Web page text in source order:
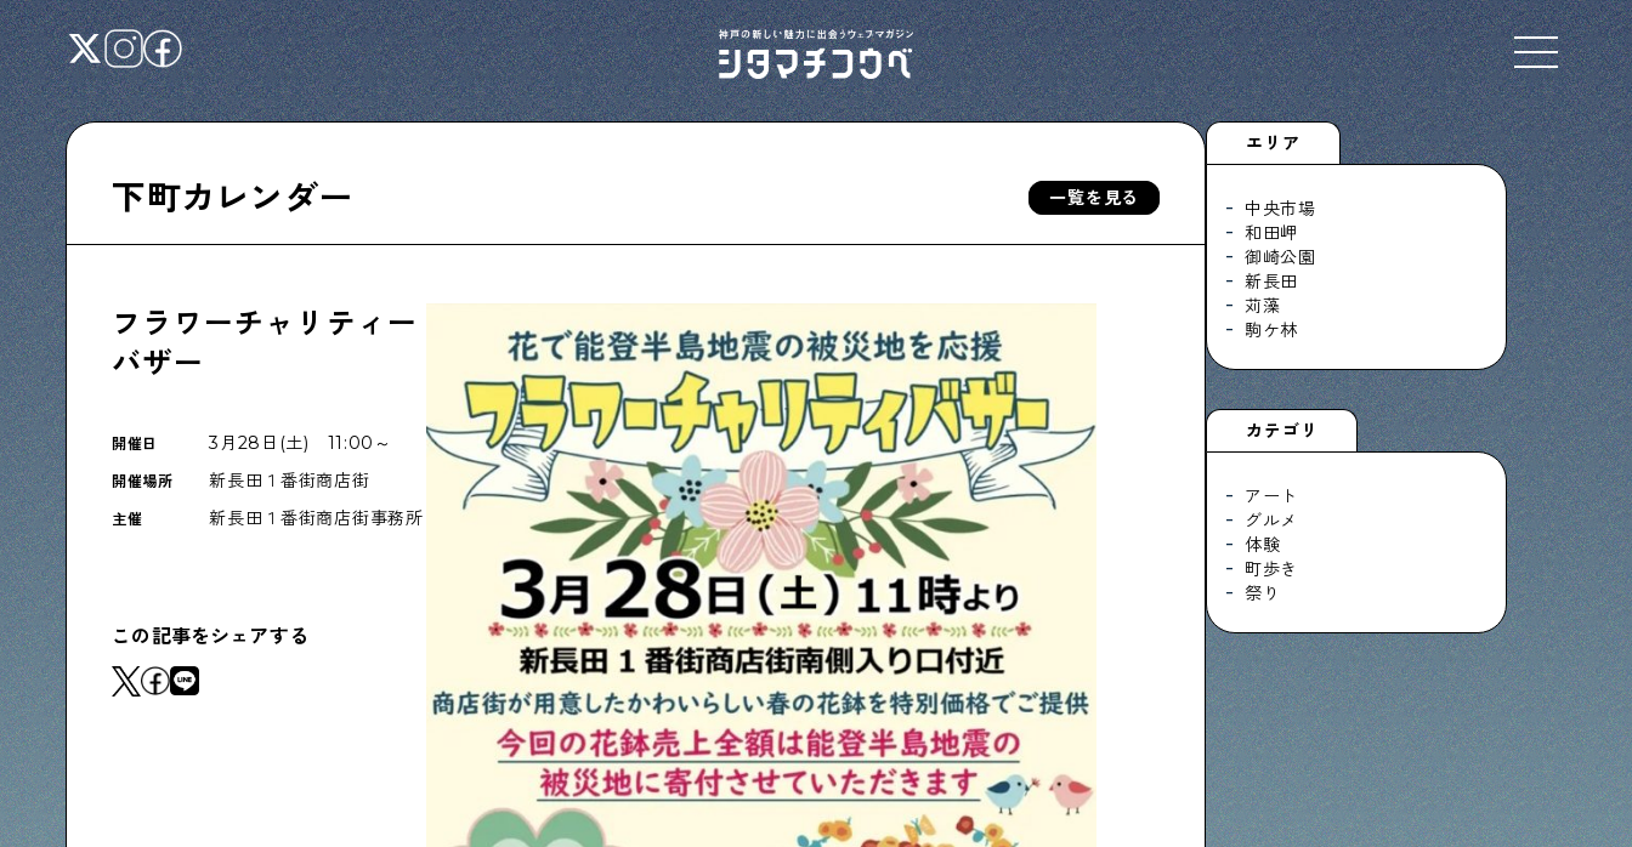
Select Language▼
下町くらし不動産
物件情報やリノベーション事例を紹介します
下町に暮らす人たちに日記を書いてもらいま
下町の店≒家
下町ならではの家みたいな店を紹介する記事
です
ぶらり、下町
下町の特集記事です
Shitamachi Chemistry
下町の「あの人」×「あの人」の科学反応を楽し
む企画です
シタマチコウベについて 下町START UP 週刊下町日和 Stay Home 下町寫眞
下町カレンダー 一覧を見る
フラワーチャリティー
バザー
開催日 3月28日(土) 11:00～
開催場所 新長田１番街商店街
主催 新長田１番街商店街事務所
この記事をシェアする
エリア
中央市場
和田岬
御崎公園
新長田
苅藻
駒ケ林
カテゴリ
アート
グルメ
体験
町歩き
祭り